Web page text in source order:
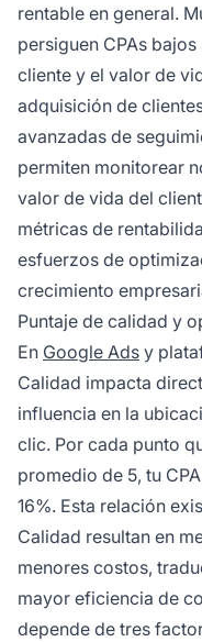
rentable en general.
persiguen CPAs
cliente y el valor de
adquisición de
avanzadas de
permiten monitorear
valor de vida del
métricas de
esfuerzos de
crecimiento
Puntaje de calidad y
En Google Ads y
Calidad impacta
influencia en la
clic. Por cada punto
promedio de 5, tu
16%. Esta relación
Calidad resultan en
menores costos,
mayor eficiencia de
depende de tres